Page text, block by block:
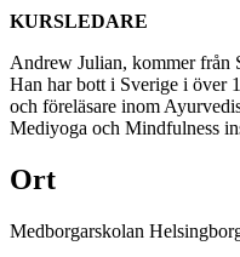
KURSLEDARE
Andrew Julian, kommer från
Han har bott i Sverige i över
och föreläsare inom
Mediyoga och Mindfulness
Ort
Medborgarskolan